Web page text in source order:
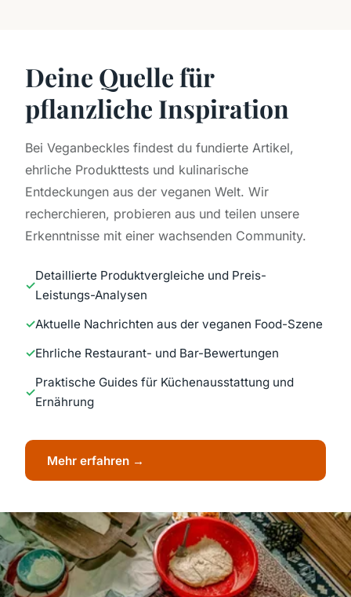
Deine Quelle für
pflanzliche Inspiration
Bei Veganbeckles findest du fundierte Artikel,
ehrliche Produkttests und kulinarische
Entdeckungen aus der veganen Welt. Wir
recherchieren, probieren aus und teilen unsere
Erkenntnisse mit einer wachsenden Community.
Detaillierte Produktvergleiche und Preis-
Leistungs-Analysen
Aktuelle Nachrichten aus der veganen Food-Szene
Ehrliche Restaurant- und Bar-Bewertungen
Praktische Guides für Küchenausstattung und
Ernährung
Mehr erfahren →